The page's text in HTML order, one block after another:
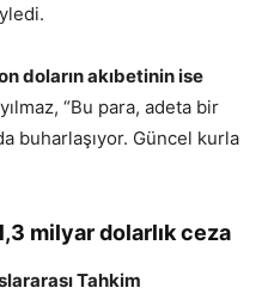
doların akıbetinin ise
“Bu para, adeta bir
buharlaşıyor. Güncel kurla
milyar dolarlık ceza
Tahkim